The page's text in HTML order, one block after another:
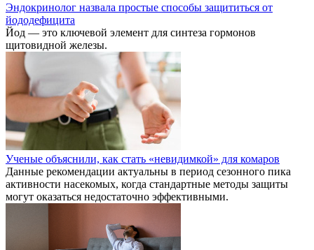
Эндокринолог назвала простые способы защититься от
йододефицита
Йод — это ключевой элемент для синтеза гормонов
щитовидной железы.
Ученые объяснили, как стать «невидимкой» для комаров
Данные рекомендации актуальны в период сезонного пика
активности насекомых, когда стандартные методы защиты
могут оказаться недостаточно эффективными.